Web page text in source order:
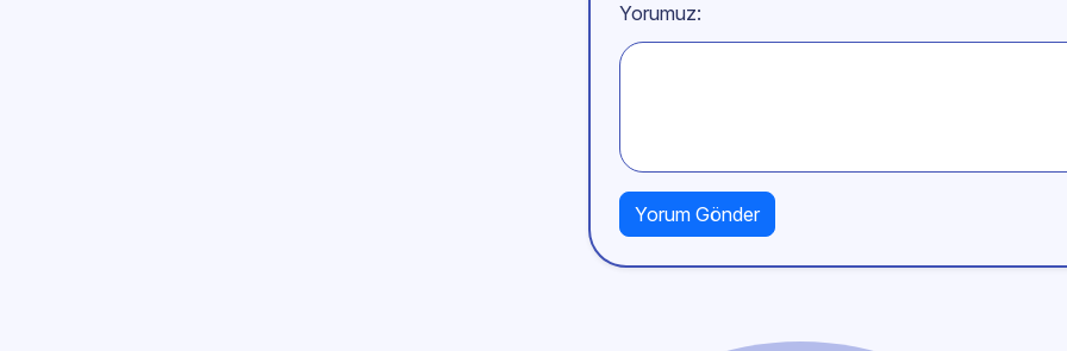
Yorumuz: